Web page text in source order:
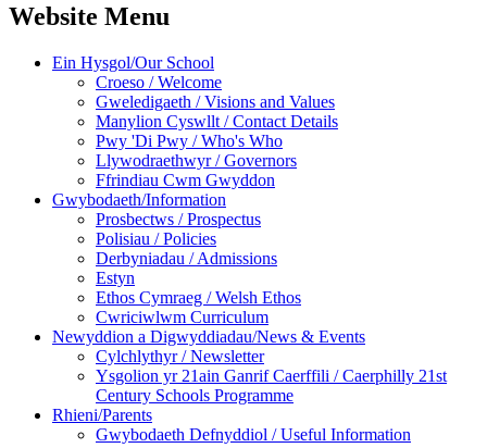
Website Menu
Ein Hysgol/Our School
Croeso / Welcome
Gweledigaeth / Visions and Values
Manylion Cyswllt / Contact Details
Pwy 'Di Pwy / Who's Who
Llywodraethwyr / Governors
Ffrindiau Cwm Gwyddon
Gwybodaeth/Information
Prosbectws / Prospectus
Polisiau / Policies
Derbyniadau / Admissions
Estyn
Ethos Cymraeg / Welsh Ethos
Cwriciwlwm Curriculum
Newyddion a Digwyddiadau/News & Events
Cylchlythyr / Newsletter
Ysgolion yr 21ain Ganrif Caerffili / Caerphilly 21st
Century Schools Programme
Rhieni/Parents
Gwybodaeth Defnyddiol / Useful Information